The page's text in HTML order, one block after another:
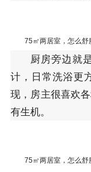
75㎡两居室，怎么
厨房旁边就
计，日常洗浴更
现，房主很喜欢
有生机。
75㎡两居室，怎么